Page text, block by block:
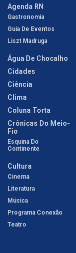
Agenda RN
Gastronomia
Guia De Eventos
Liszt Madruga
Água De Chocalho
Cidades
Ciência
Clima
Coluna Torta
Crônicas Do Meio-
Fio
Esquina Do
Continente
Cultura
Cinema
Literatura
Música
Programa Conexão
Teatro